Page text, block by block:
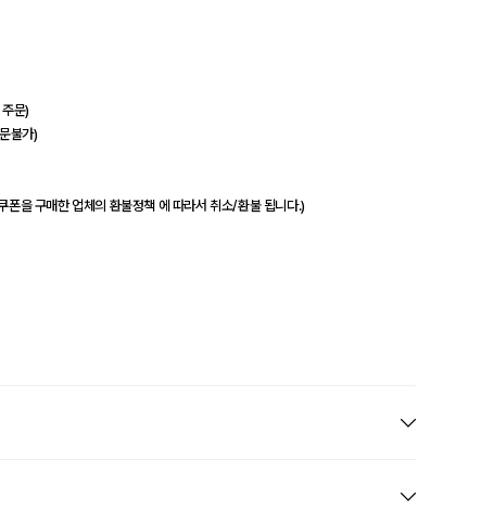
문)
불가)
을 구매한 업체의 환불정책 에 따라서 취소/환불 됩니다.)